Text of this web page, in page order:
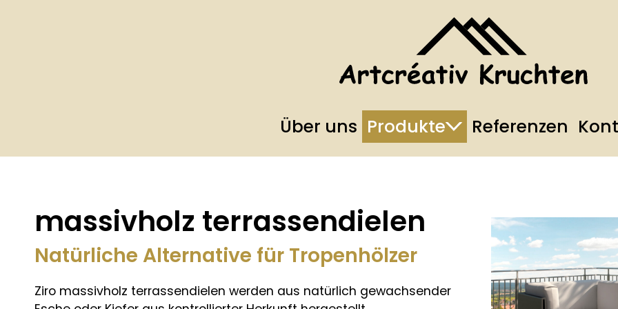
Über uns Produkte Referenzen
massivholz terrassendielen
Natürliche Alternative für Tropenhölzer
Ziro massivholz terrassendielen werden aus natürlich gewachsender